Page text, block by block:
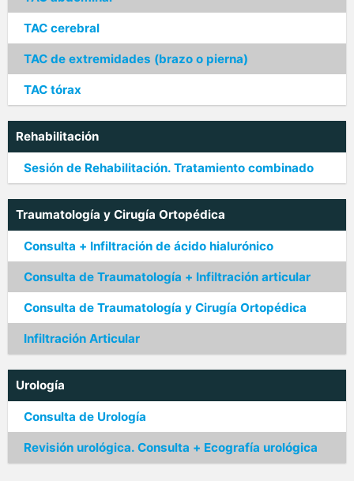
TAC cerebral
TAC de extremidades (brazo o pierna)
TAC tórax
Rehabilitación
Sesión de Rehabilitación. Tratamiento combinado
Traumatología y Cirugía Ortopédica
Consulta + Infiltración de ácido hialurónico
Consulta de Traumatología + Infiltración articular
Consulta de Traumatología y Cirugía Ortopédica
Infiltración Articular
Urología
Consulta de Urología
Revisión urológica. Consulta + Ecografía urológica